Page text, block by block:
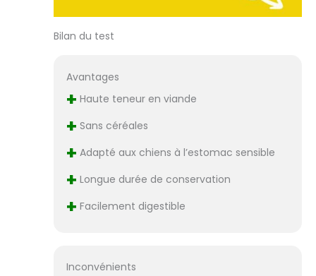
Bilan du test
Avantages
+ Haute teneur en viande
+ Sans céréales
+ Adapté aux chiens à l’estomac sensible
+ Longue durée de conservation
+ Facilement digestible
Inconvénients